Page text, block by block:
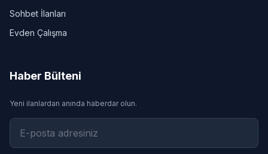
Sohbet İlanları
Evden Çalışma
Haber Bülteni
Yeni ilanlardan anında haberdar olun.